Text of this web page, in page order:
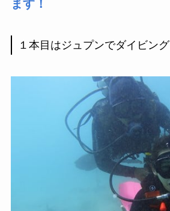
ます！
１本目はジュプンでダイビング